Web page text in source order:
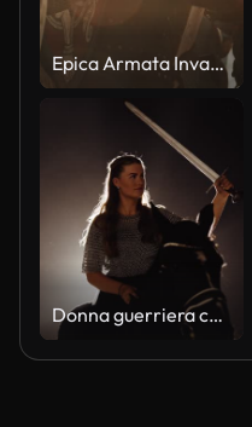
Epica Armata Invasore di Cavalieri Medievali sul Campo di Battaglia, Soldati Corazzati Corpo piatto colpiscono scudi con spade in Grido di battaglia. Guerra e conquista. Rievocazione storica. Primo-up medio cinematografico
Donna guerriera che cavalca cavallo in studio